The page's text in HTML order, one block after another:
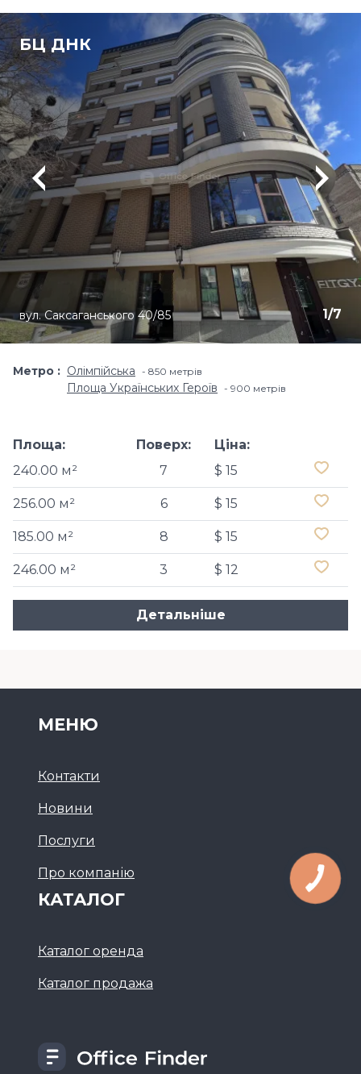
БЦ ДНК
1/7
вул. Саксаганського 40/85
Метро Олімпійська 850 метрів
Площа Українських Героїв 900 метрів
Площа:
240.00 м²
Поверх:
7
Ціна:
$ 15
256.00 м² 6 $ 15
185.00 м² 8 $ 15
246.00 м² 3 $ 12
Детальніше
МЕНЮ
Контакти
Новини
Послуги
Про компанію
КАТАЛОГ
Каталог оренда
Каталог продажа